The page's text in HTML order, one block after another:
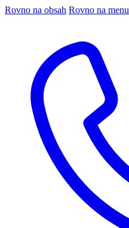
Rovno na obsah Rovno na menu